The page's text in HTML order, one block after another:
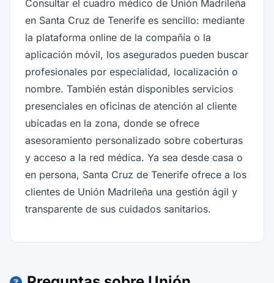
Consultar el cuadro médico de Unión Madrileña
en Santa Cruz de Tenerife es sencillo: mediante
la plataforma online de la compañía o la
aplicación móvil, los asegurados pueden buscar
profesionales por especialidad, localización o
nombre. También están disponibles servicios
presenciales en oficinas de atención al cliente
ubicadas en la zona, donde se ofrece
asesoramiento personalizado sobre coberturas
y acceso a la red médica. Ya sea desde casa o
en persona, Santa Cruz de Tenerife ofrece a los
clientes de Unión Madrileña una gestión ágil y
transparente de sus cuidados sanitarios.